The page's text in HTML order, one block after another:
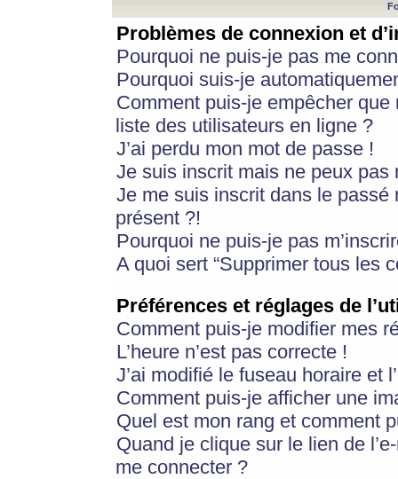
Problèmes de connexion et
Pourquoi ne puis-je pas me
Pourquoi suis-je
Comment puis-je empêcher
liste des utilisateurs en ligne ?
J’ai perdu mon mot de passe !
Je suis inscrit mais ne peux pas
Je me suis inscrit dans le
présent ?!
Pourquoi ne puis-je pas
A quoi sert “Supprimer tous les
Préférences et réglages de
Comment puis-je modifier mes
L’heure n’est pas correcte !
J’ai modifié le fuseau horaire et
Comment puis-je afficher une
Quel est mon rang et comment
Quand je clique sur le lien de
me connecter ?